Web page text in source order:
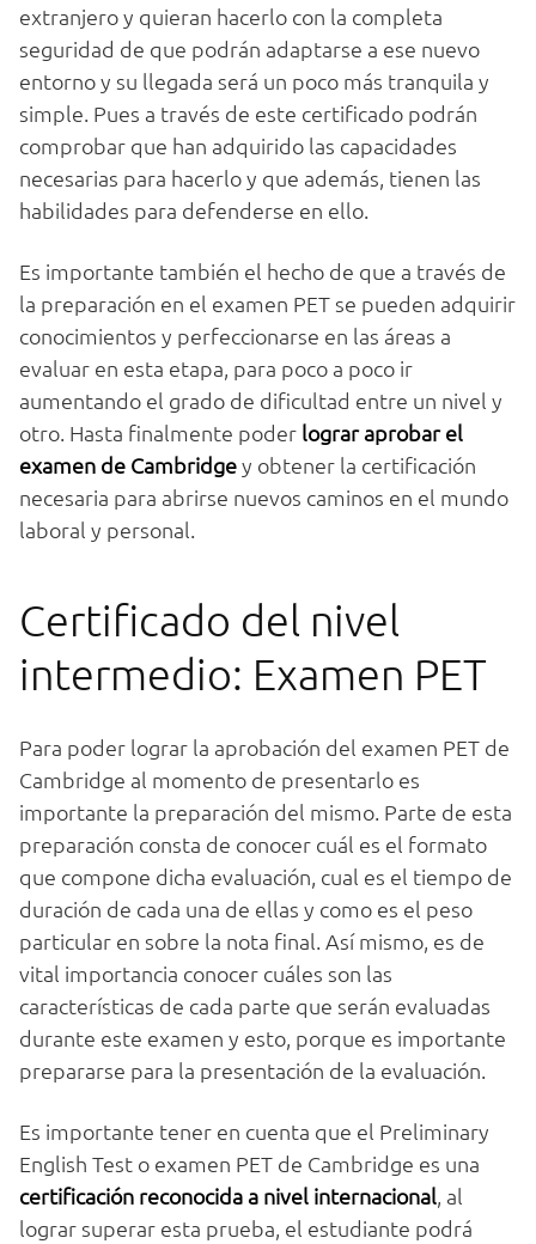
extranjero y quieran hacerlo con la completa
seguridad de que podrán adaptarse a ese nuevo
entorno y su llegada será un poco más tranquila y
simple. Pues a través de este certificado podrán
comprobar que han adquirido las capacidades
necesarias para hacerlo y que además, tienen las
habilidades para defenderse en ello.
Es importante también el hecho de que a través de
la preparación en el examen PET se pueden adquirir
conocimientos y perfeccionarse en las áreas a
evaluar en esta etapa, para poco a poco ir
aumentando el grado de dificultad entre un nivel y
otro. Hasta finalmente poder lograr aprobar el
examen de Cambridgey obtener la certificación
necesaria para abrirse nuevos caminos en el mundo
laboral y personal.
Certificado del nivel
intermedio: Examen PET
Para poder lograr la aprobación del examen PET de
Cambridge al momento de presentarlo es
importante la preparación del mismo. Parte de esta
preparación consta de conocer cuál es el formato
que compone dicha evaluación, cual es el tiempo de
duración de cada una de ellas y como es el peso
particular en sobre la nota final. Así mismo, es de
vital importancia conocer cuáles son las
características de cada parte que serán evaluadas
durante este examen y esto, porque es importante
prepararse para la presentación de la evaluación.
Es importante tener en cuenta que el Preliminary
English Test o examen PET de Cambridge es una
certificación reconocida a nivel internacional, al
lograr superar esta prueba, el estudiante podrá